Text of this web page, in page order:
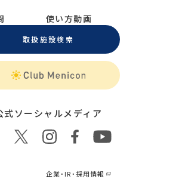
使い方動画
取扱施設検索
式ソーシャルメディア
企業・IR・採用情報